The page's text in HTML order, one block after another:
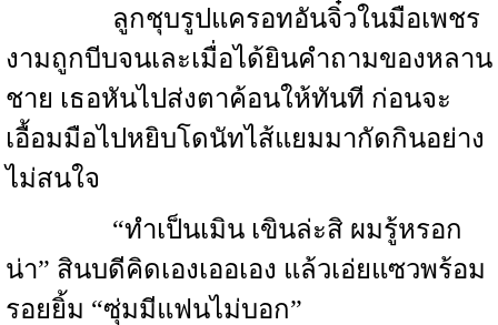
ลูกชุบรูปแครอทอันจิ๋วในมือเพชร
งามถูกบีบจนเละเมื่อได้ยินคำถามของหลาน
ชาย เธอหันไปส่งตาค้อนให้ทันที ก่อนจะ
เอื้อมมือไปหยิบโดนัทไส้แยมมากัดกินอย่าง
ไม่สนใจ
“ทำเป็นเมิน เขินล่ะสิ ผมรู้หรอก
น่า” สินบดีคิดเองเออเอง แล้วเอ่ยแซวพร้อม
รอยยิ้ม “ซุ่มมีแฟนไม่บอก”